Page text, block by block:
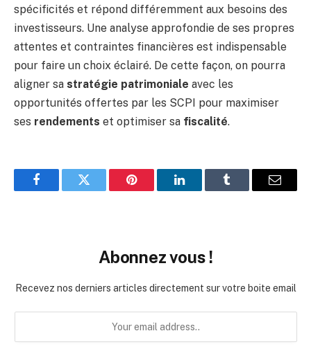
spécificités et répond différemment aux besoins des
investisseurs. Une analyse approfondie de ses propres
attentes et contraintes financières est indispensable
pour faire un choix éclairé. De cette façon, on pourra
aligner sa stratégie patrimoniale avec les
opportunités offertes par les SCPI pour maximiser
ses rendements et optimiser sa fiscalité.
FacebookTwitter Pinterest LinkedInTumblr Email
Abonnez vous !
Recevez nos derniers articles directement sur votre boite email